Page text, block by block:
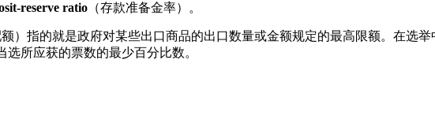
reserve ratio （存款准备金率）。
额）指的就是政府对某些出口商品的出口数量或金额规定的最高限额。在选
选所应获的票数的最少百分比数。